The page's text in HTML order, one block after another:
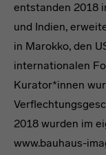
entstanden 2018
und Indien,
in Marokko, den
internationalen
Kurator*innen
2018 wurden im
www.bauhaus-